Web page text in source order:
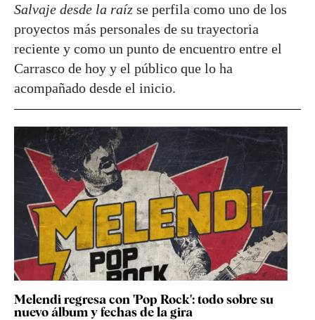
Salvaje desde la raíz se perfila como uno de los
proyectos más personales de su trayectoria
reciente y como un punto de encuentro entre el
Carrasco de hoy y el público que lo ha
acompañado desde el inicio.
Melendi regresa con 'Pop Rock': todo sobre su
nuevo álbum y fechas de la gira